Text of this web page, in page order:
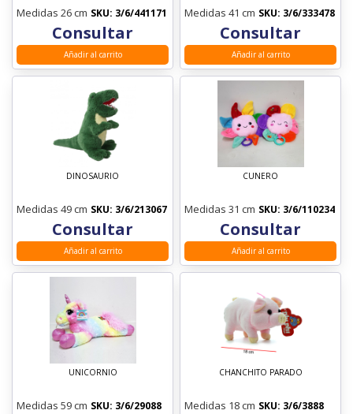
BIMBI
RASTI
FIORELLA
SAN REMO
LUNI
Medidas 26 cm SKU: 3/6/441171
Consultar
Añadir al carrito
Medidas 41 cm SKU: 3/6/333478
Consultar
Añadir al carrito
DINOSAURIO
Medidas 49 cm SKU: 3/6/213067
Consultar
Añadir al carrito
CUNERO
Medidas 31 cm SKU: 3/6/110234
Consultar
Añadir al carrito
UNICORNIO
Medidas 59 cm SKU: 3/6/29088
CHANCHITO PARADO
Medidas 18 cm SKU: 3/6/3888